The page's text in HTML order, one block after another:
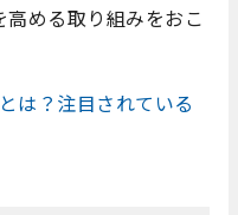
める取り組みをおこ
は？注目されている